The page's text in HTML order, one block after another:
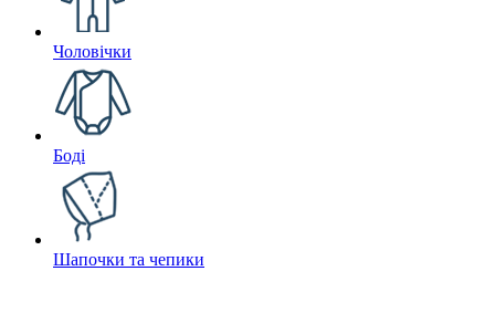
Чоловічки
Боді
Шапочки та чепики